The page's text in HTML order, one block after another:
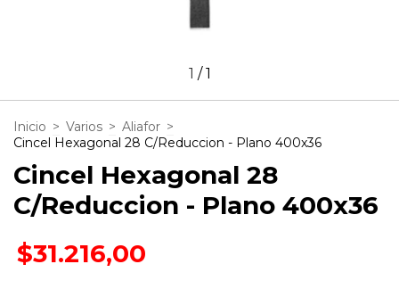
1 /1
Inicio > Varios > Aliafor >
Cincel Hexagonal 28 C/Reduccion - Plano 400x36
Cincel Hexagonal 28
C/Reduccion - Plano 400x36
$31.216,00